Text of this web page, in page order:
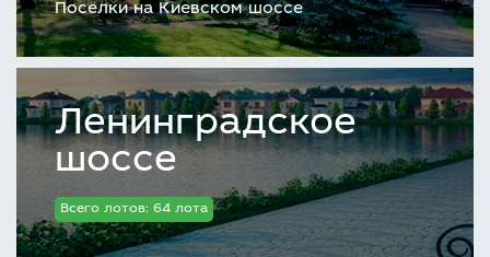
Поселки на Киевском шоссе
Ленинградское
шоссе
Всего лотов: 64 лота